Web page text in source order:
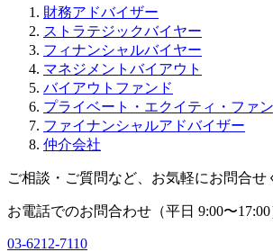
財務アドバイザー
ストラテジックバイヤー
フィナンシャルバイヤー
マネジメントバイアウト
バイアウトファンド
プライベート・エクイティ・ファ
ファイナンシャルアドバイザー
仲介会社
ご相談・ご質問など、お気軽にお問合せ
お電話でのお問合わせ（平日 9:00〜17:00
03-6212-7110